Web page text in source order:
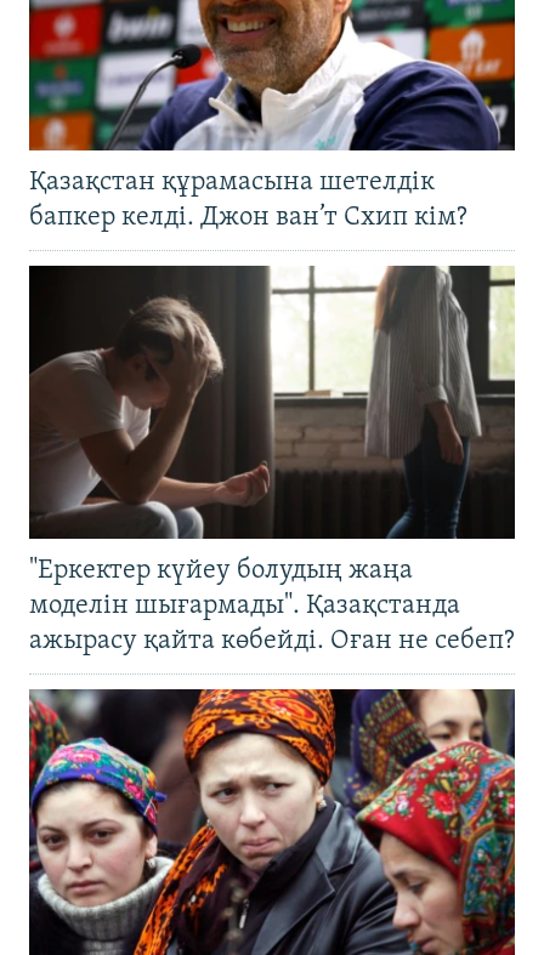
Қазақстан құрамасына шетелдік
бапкер келді. Джон ван’т Схип кім?
"Еркектер күйеу болудың жаңа
моделін шығармады". Қазақстанда
ажырасу қайта көбейді. Оған не себеп?